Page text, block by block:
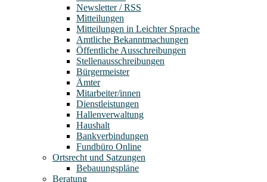
Newsletter / RSS
Mitteilungen
Mitteilungen in Leichter Sprache
Amtliche Bekanntmachungen
Öffentliche Ausschreibungen
Stellenausschreibungen
Bürgermeister
Ämter
Mitarbeiter/innen
Dienstleistungen
Hallenverwaltung
Haushalt
Bankverbindungen
Fundbüro Online
Ortsrecht und Satzungen
Bebauungspläne
Beratung